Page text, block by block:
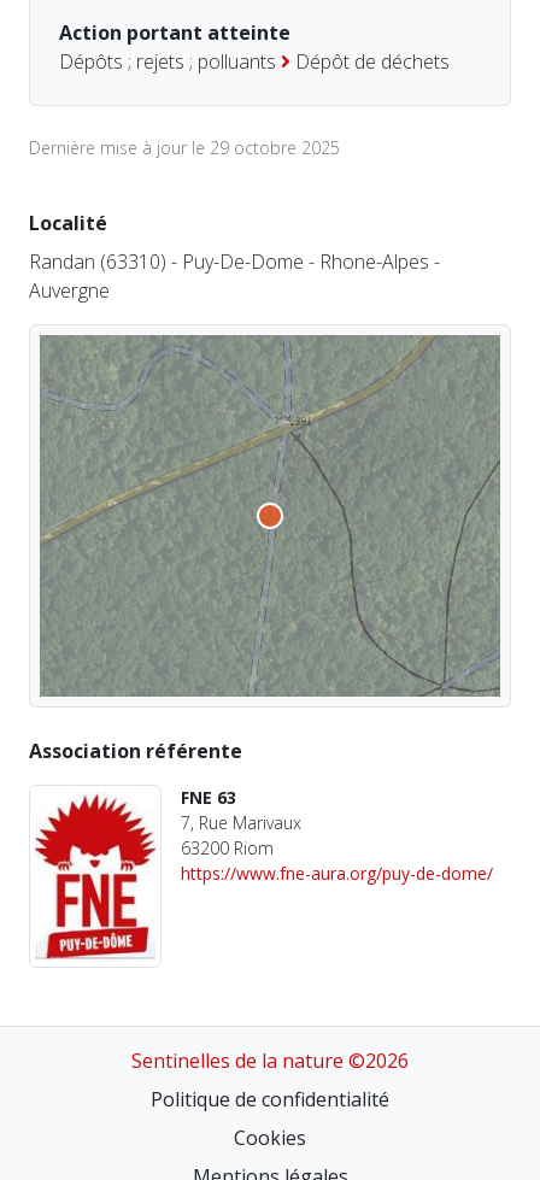
Action portant atteinte
Dépôts ; rejets ; polluants
Dépôt de déchets
Dernière mise à jour le 29 octobre 2025
Localité
Randan (63310) - Puy-De-Dome - Rhone-Alpes -
Auvergne
Association référente
FNE 63
7, Rue Marivaux
63200 Riom
https://www.fne-aura.org/puy-de-dome/
Sentinelles de la nature ©2026
Politique de confidentialité
Cookies